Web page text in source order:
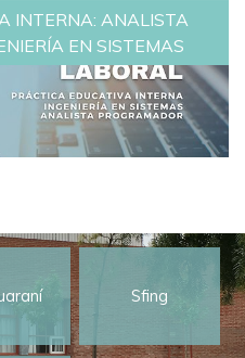
INTERNA: ANALISTA
EN SISTEMAS
Sfing